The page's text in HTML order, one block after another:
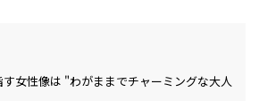
女性像は "わがままでチャーミングな大人